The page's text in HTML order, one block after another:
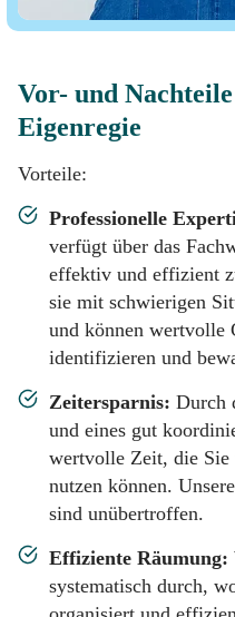
Vor- und
Eigenregie
Vorteile:
Professionelle
verfügt über das
effektiv und effizient
sie mit schwierigen
und können wertvolle
identifizieren und
Zeitersparnis: Durch
und eines gut
wertvolle Zeit, die Sie
nutzen können.
sind unübertroffen.
Effiziente Räumung:
systematisch durch,